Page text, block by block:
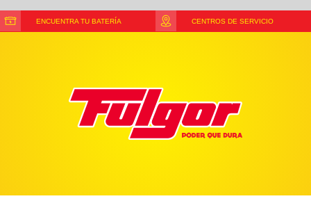
ENCUENTRA TU BATERÍA CENTROS DE SERVICIO